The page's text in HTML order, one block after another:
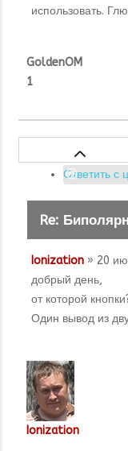
использовать.
GoldenOM
1
Ответить с
Re:
Ionization » 20
добрый день,
от которой
Один вывод из
Ionization